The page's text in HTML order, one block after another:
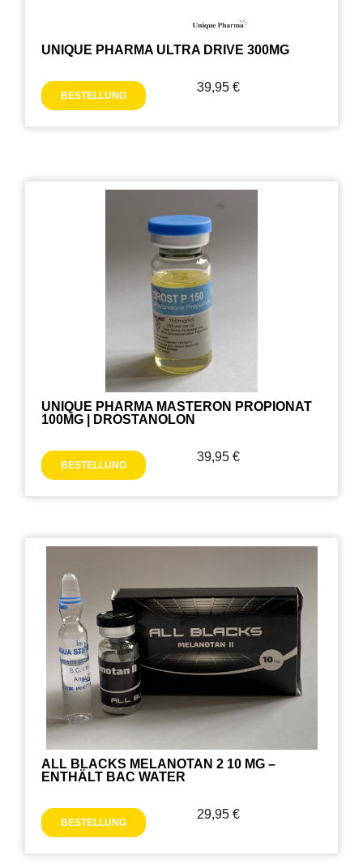
UNIQUE PHARMA ULTRA DRIVE 300MG
BESTELLUNG
39,95 €
UNIQUE PHARMA MASTERON PROPIONAT
100MG | DROSTANOLON
BESTELLUNG
39,95 €
ALL BLACKS MELANOTAN 2 10 MG –
ENTHÄLT BAC WATER
BESTELLUNG
29,95 €